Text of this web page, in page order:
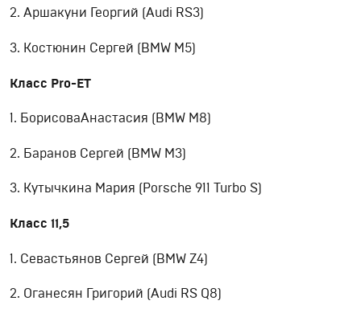
2. Аршакуни Георгий (Audi RS3)
3. Костюнин Сергей (BMW M5)
Класс Pro-ET
1. БорисоваАнастасия (BMW M8)
2. Баранов Сергей (BMW M3)
3. Кутычкина Мария (Porsche 911 Turbo S)
Класс 11,5
1. Севастьянов Сергей (BMW Z4)
2. Оганесян Григорий (Audi RS Q8)